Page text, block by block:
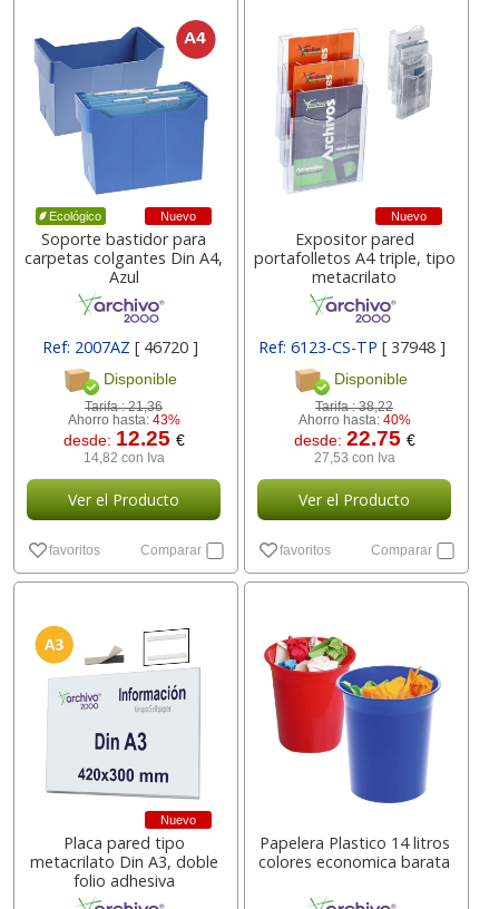
Ecológico Nuevo
Soporte bastidor para
carpetas colgantes Din A4,
Azul
Ref: 2007AZ[ 46720 ]
Disponible
Tarifa :21,36
Ahorro hasta: 43%
desde: 12.25 €
14,82 con Iva
Ver el Producto
favoritos Comparar
Nuevo
Expositor pared
portafolletos A4 triple, tipo
metacrilato
Ref: 6123-CS-TP [ 37948 ]
Disponible
Tarifa :38,22
Ahorro hasta: 40%
desde: 22.75 €
27,53 con Iva
Ver el Producto
favoritos Comparar
Nuevo
Placa pared tipo
metacrilato Din A3, doble
folio adhesiva
Papelera Plastico 14 litros
colores economica barata